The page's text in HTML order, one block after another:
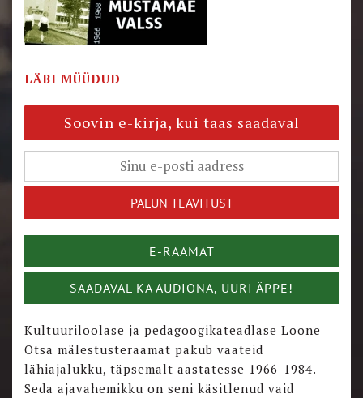
LÄBI MÜÜDUD
Soovin e-kirja, kui taas saadaval
E-RAAMAT
SAADAVAL KA AUDIONA, UURI ÄPPE!
Kultuuriloolase ja pedagoogikateadlase Loone
Otsa mälestusteraamat pakub vaateid
lähiajalukku, täpsemalt aastatesse 1966-1984.
Seda ajavahemikku on seni käsitlenud vaid